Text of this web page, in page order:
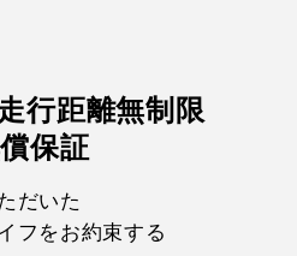
行距離無制限
保証
だいた
フをお約束する